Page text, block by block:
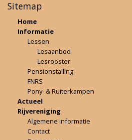
Sitemap
Home
Informatie
Lessen
Lesaanbod
Lesrooster
Pensionstalling
FNRS
Pony- & Ruiterkampen
Actueel
Rijvereniging
Algemene informatie
Contact